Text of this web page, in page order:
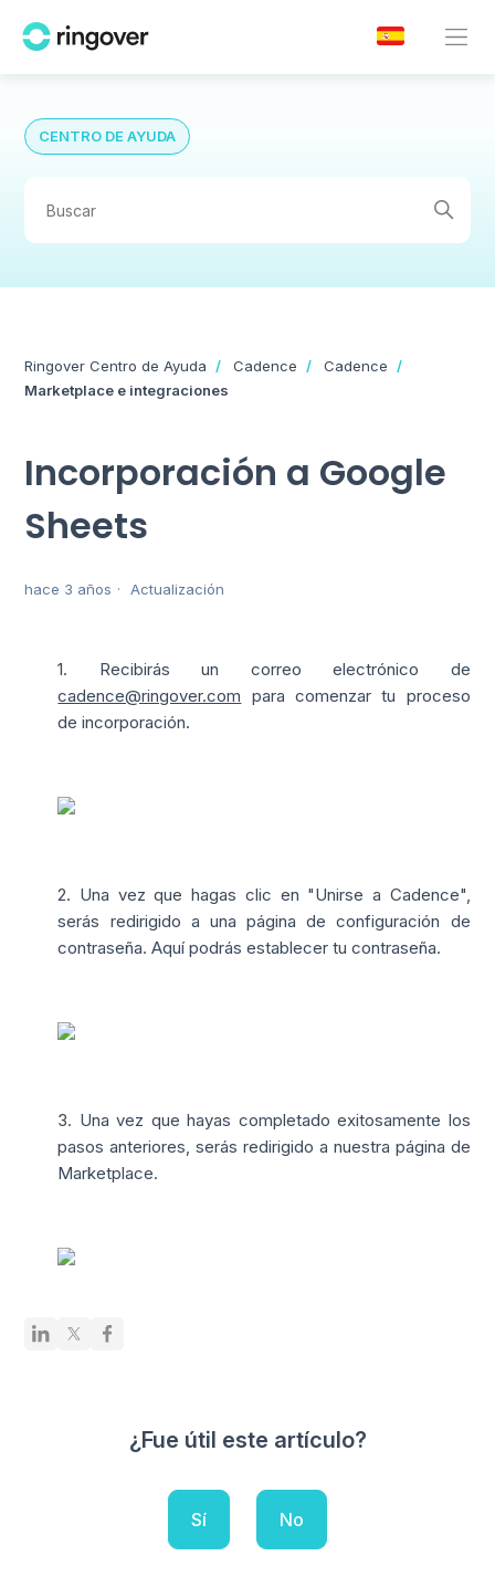
CENTRO DE AYUDA
Ringover Centro de Ayuda Cadence
Cadence
Marketplace e integraciones
Incorporación a Google
Sheets
hace 3 años Actualización
1. Recibirás un correo electrónico de
cadence@ringover.com para comenzar tu proceso
de incorporación.
2. Una vez que hagas clic en "Unirse a Cadence",
serás redirigido a una página de configuración de
contraseña. Aquí podrás establecer tu contraseña.
3. Una vez que hayas completado exitosamente los
pasos anteriores, serás redirigido a nuestra página de
Marketplace.
¿Fue útil este artículo?
Sí No